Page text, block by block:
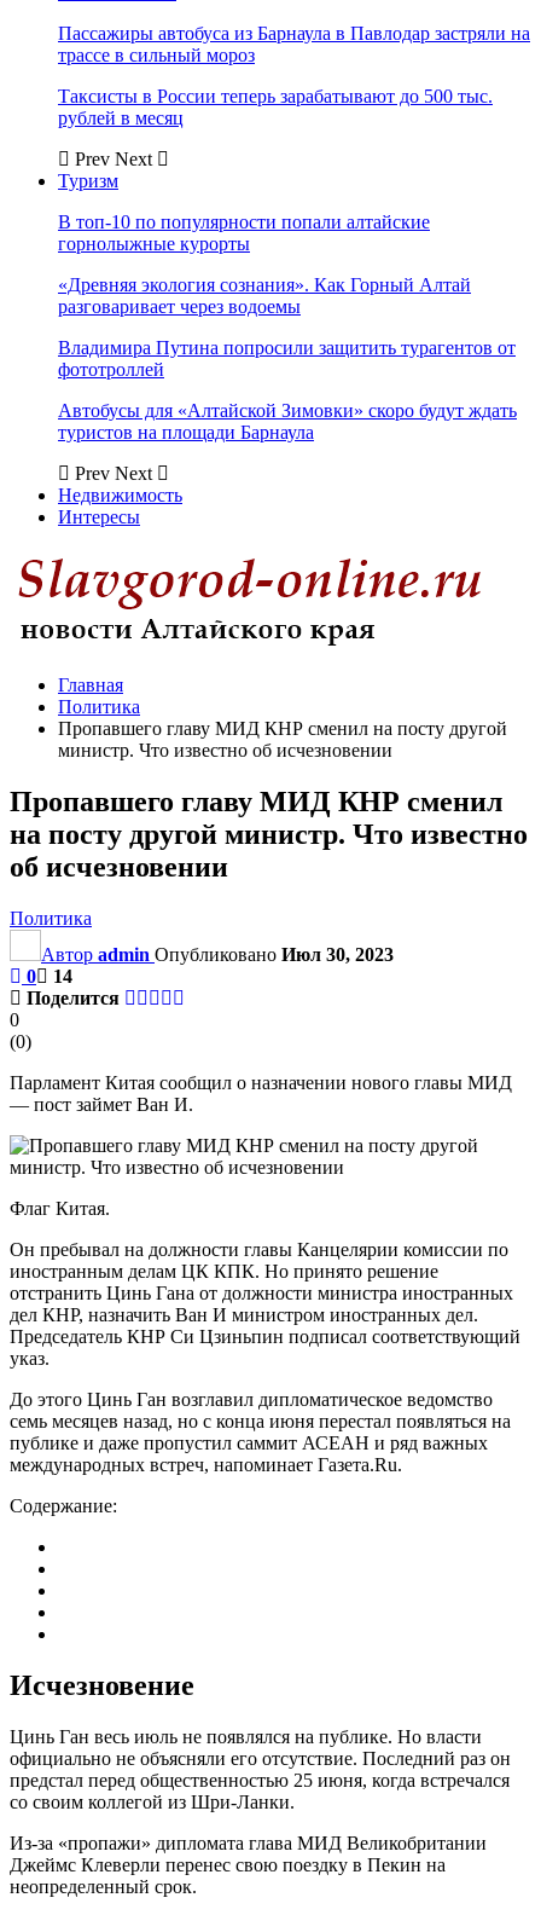
Пассажиры автобуса из Барнаула в Павлодар застряли на
трассе в сильный мороз
Таксисты в России теперь зарабатывают до 500 тыс.
рублей в месяц
Prev Next
Туризм
В топ-10 по популярности попали алтайские
горнолыжные курорты
«Древняя экология сознания». Как Горный Алтай
разговаривает через водоемы
Владимира Путина попросили защитить турагентов от
фототроллей
Автобусы для «Алтайской Зимовки» скоро будут ждать
туристов на площади Барнаула
Prev Next
Недвижимость
Интересы
Главная
Политика
Пропавшего главу МИД КНР сменил на посту другой
министр. Что известно об исчезновении
Пропавшего главу МИД КНР сменил
на посту другой министр. Что известно
об исчезновении
Политика
Автор admin Опубликовано Июл 30, 2023
0
14
Поделится
0
(0)
Парламент Китая сообщил о назначении нового главы МИД
— пост займет Ван И.
Флаг Китая.
Он пребывал на должности главы Канцелярии комиссии по
иностранным делам ЦК КПК. Но принято решение
отстранить Цинь Гана от должности министра иностранных
дел КНР, назначить Ван И министром иностранных дел.
Председатель КНР Си Цзиньпин подписал соответствующий
указ.
До этого Цинь Ган возглавил дипломатическое ведомство
семь месяцев назад, но с конца июня перестал появляться на
публике и даже пропустил саммит АСЕАН и ряд важных
международных встреч, напоминает Газета.Ru.
Содержание:
Исчезновение
Цинь Ган весь июль не появлялся на публике. Но власти
официально не объясняли его отсутствие. Последний раз он
предстал перед общественностью 25 июня, когда встречался
со своим коллегой из Шри-Ланки.
Из-за «пропажи» дипломата глава МИД Великобритании
Джеймс Клеверли перенес свою поездку в Пекин на
неопределенный срок.